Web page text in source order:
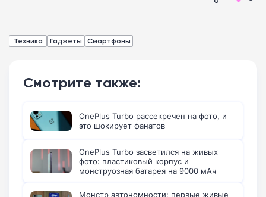
Техника Гаджеты Смартфоны
Смотрите также:
OnePlus Turbo рассекречен на фото, и
это шокирует фанатов
OnePlus Turbo засветился на живых
фото: пластиковый корпус и
монструозная батарея на 9000 мАч
Монстр автономности: первые живые